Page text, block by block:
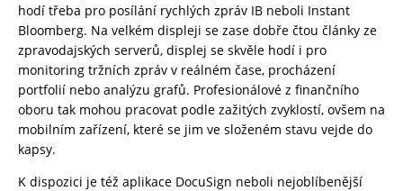
hodí třeba pro posílání rychlých zpráv IB neboli Instant
Bloomberg. Na velkém displeji se zase dobře čtou články ze
zpravodajských serverů, displej se skvěle hodí i pro
monitoring tržních zpráv v reálném čase, procházení
portfolií nebo analýzu grafů. Profesionálové z finančního
oboru tak mohou pracovat podle zažitých zvyklostí, ovšem na
mobilním zařízení, které se jim ve složeném stavu vejde do
kapsy.
K dispozici je též aplikace DocuSign neboli nejoblíbenější